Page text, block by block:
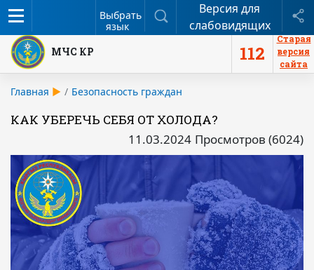
Меню
Выбрать
язык
ПоискВерсия для
слабовидящих
МЧС КР 112
Старая
версия
сайта
Главная Безопасность граждан
КАК УБЕРЕЧЬ СЕБЯ ОТ ХОЛОДА?
11.03.2024 Просмотров (6024)